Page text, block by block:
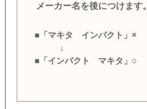
メーカー名を後につけます。
■「マキタ インパクト」×
↓
■「インパクト マキタ」○